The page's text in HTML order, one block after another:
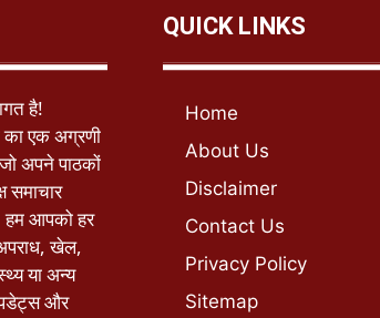
है!
एक अग्रणी
अपने पाठकों
समाचार
हम आपको हर
अपराध, खेल,
या अन्य
और
QUICK LINKS
Home
About Us
Disclaimer
Contact Us
Privacy Policy
Sitemap